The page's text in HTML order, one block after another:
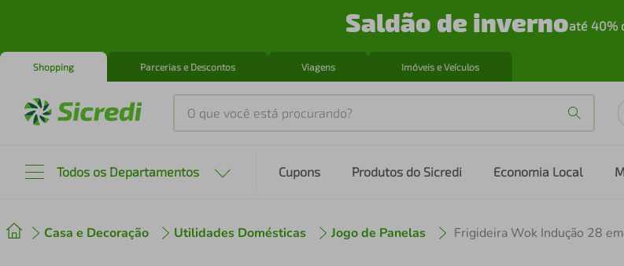
Saldão de invernoaté 40%
Shopping Parcerias e Descontos Viagens Imóveis e Veículos
O que você está procurando?
Todos os Departamentos Cupons Produtos do Sicredi Economia Local
Casa e Decoração Utilidades Domésticas Jogo de Panelas
º cafeteira